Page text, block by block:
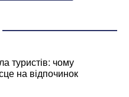
туристів: чому
на відпочинок